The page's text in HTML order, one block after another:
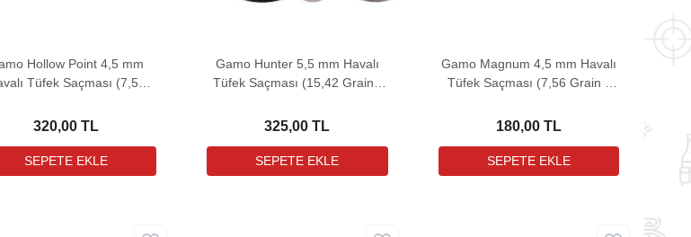
Hollow Point 4,5 mm
Tüfek Saçması (7,56
320,00 TL
Gamo Hunter 5,5 mm Havalı
Tüfek Saçması (15,42 Grain -
325,00 TL
Gamo Magnum 4,5 mm Havalı
Tüfek Saçması (7,56 Grain -
180,00 TL